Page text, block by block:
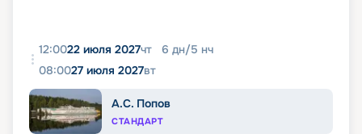
12:0022 июля 2027чт 6 дн/5 нч
08:0027 июля 2027вт
А.С. Попов
СТАНДАРТ